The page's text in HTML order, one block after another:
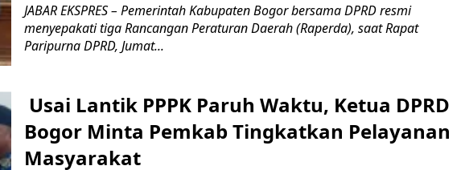
JABAR EKSPRES – Pemerintah Kabupaten Bogor bersama DPRD resmi
menyepakati tiga Rancangan Peraturan Daerah (Raperda), saat Rapat
Paripurna DPRD, Jumat...
Usai Lantik PPPK Paruh Waktu, Ketua DPRD
Bogor Minta Pemkab Tingkatkan Pelayanan
Masyarakat